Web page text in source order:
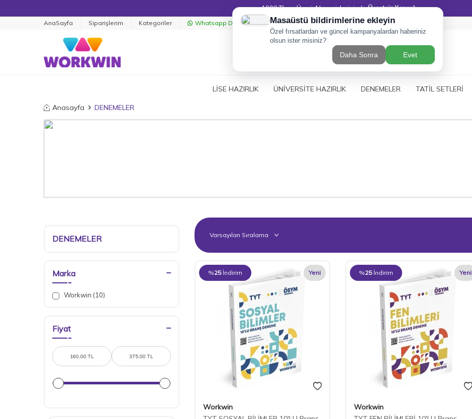
1000 TL ve Üzeri AlışverişlerinizdeÜcretsiz Kargo!
AnaSayfa Siparişlerim Kategoriler Whatsapp Destek Hattı
LİSE HAZIRLIK ÜNİVERSİTE HAZIRLIK DENEMELER TATİL SETLERİ
Anasayfa DENEMELER
DENEMELER
Marka
Workwin (10)
Fiyat
%25 İndirim Yeni
Workwin
%25 İndirim Yeni
Workwin